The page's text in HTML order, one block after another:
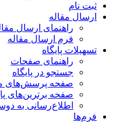
ثبت نام
ارسال مقاله
راهنمای ارسال مقاله
فرم ارسال مقاله
تسهیلات پایگاه
راهنمای صفحات
جستجو در پایگاه
صفحه پرسش‌های
صفحه برترین‌های
اطلاع‌رسانی به
فرم‌ها